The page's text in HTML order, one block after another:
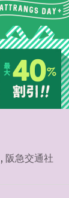
, 阪急交通社